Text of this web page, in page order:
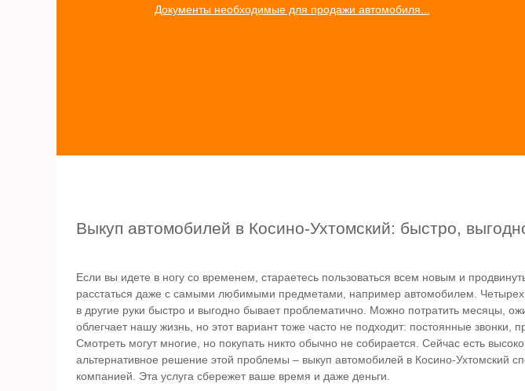
Документы необходимые для продажи автомобиля...
Выкуп автомобилей в Косино-Ухтомский: быстро,
Если вы идете в ногу со временем, стараетесь пользоваться всем новым и
расстаться даже с самыми любимыми предметами, например автомобилем.
в другие руки быстро и выгодно бывает проблематично. Можно потратить месяцы,
облегчает нашу жизнь, но этот вариант тоже часто не подходит: постоянные звонки,
Смотреть могут многие, но покупать никто обычно не собирается. Сейчас есть
альтернативное решение этой проблемы – выкуп автомобилей в Косино-Ухтомский
компанией. Эта услуга сбережет ваше время и даже деньги.